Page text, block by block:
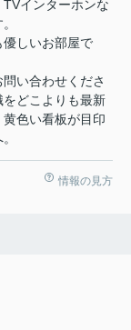
インターホンな
しいお部屋で
い合わせくださ
どこよりも最新
色い看板が目印
情報の見方